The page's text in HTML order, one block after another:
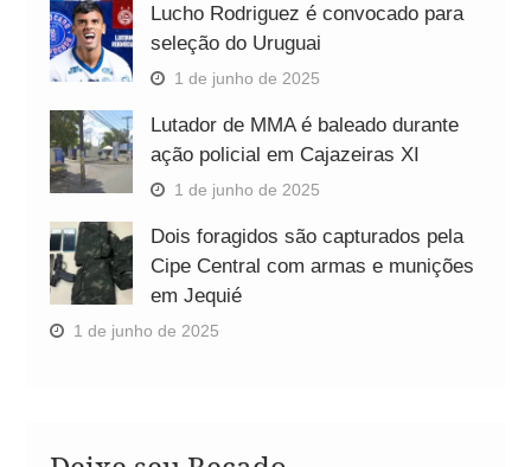
Lucho Rodriguez é convocado para
seleção do Uruguai
1 de junho de 2025
Lutador de MMA é baleado durante
ação policial em Cajazeiras XI
1 de junho de 2025
Dois foragidos são capturados pela
Cipe Central com armas e munições
em Jequié
1 de junho de 2025